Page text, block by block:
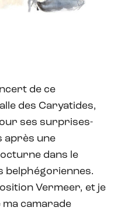
de ce
des Caryatides,
ses surprises-
après une
dans le
belphégoriennes.
Vermeer, et je
camarade